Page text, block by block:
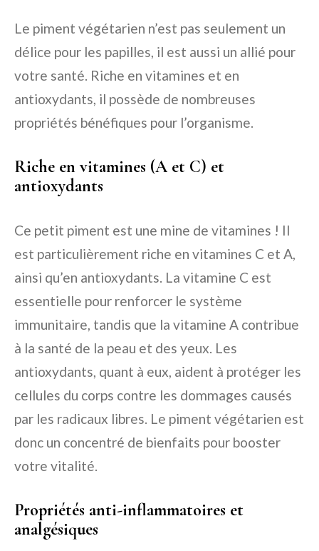
Le piment végétarien n’est pas seulement un
délice pour les papilles, il est aussi un allié pour
votre santé. Riche en vitamines et en
antioxydants, il possède de nombreuses
propriétés bénéfiques pour l’organisme.
Riche en vitamines (A et C) et
antioxydants
Ce petit piment est une mine de vitamines ! Il
est particulièrement riche en vitamines C et A,
ainsi qu’en antioxydants. La vitamine C est
essentielle pour renforcer le système
immunitaire, tandis que la vitamine A contribue
à la santé de la peau et des yeux. Les
antioxydants, quant à eux, aident à protéger les
cellules du corps contre les dommages causés
par les radicaux libres. Le piment végétarien est
donc un concentré de bienfaits pour booster
votre vitalité.
Propriétés anti-inflammatoires et
analgésiques